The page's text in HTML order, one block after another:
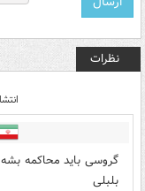
نظرات
گروسی باید محاکمه
بلبلی